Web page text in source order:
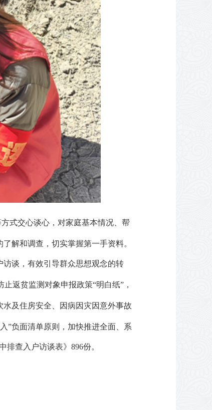
式交心谈心，对家庭基本情况、帮
解和调查，切实掌握第一手资料。
谈，有效引导群众思想观念的转
返贫监测对象申报政策“明白纸”，
水及住房安全、因病因灾因意外事故
”负面清单原则，加快推进全面、系
查入户访谈表》896份。